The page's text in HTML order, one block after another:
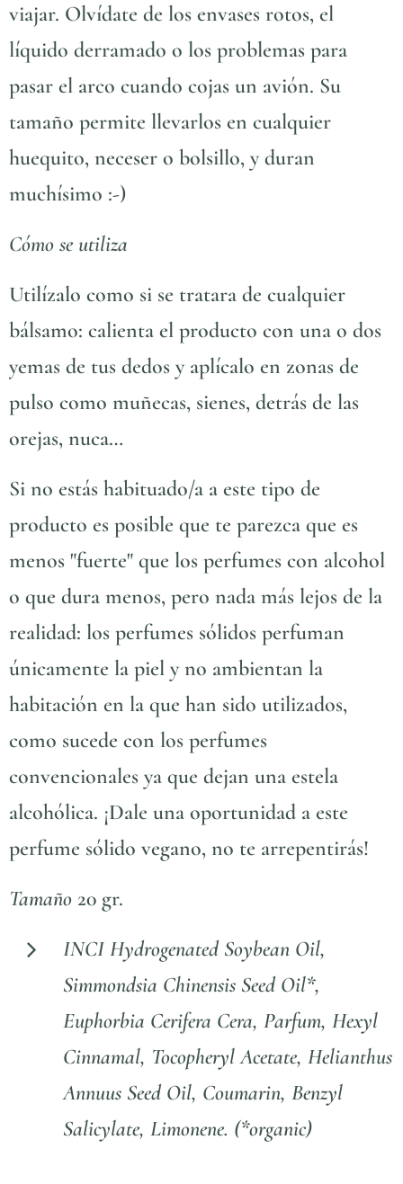
viajar. Olvídate de los envases rotos, el
líquido derramado o los problemas para
pasar el arco cuando cojas un avión. Su
tamaño permite llevarlos en cualquier
huequito, neceser o bolsillo, y duran
muchísimo :-)
Cómo se utiliza
Utilízalo como si se tratara de cualquier
bálsamo: calienta el producto con una o dos
yemas de tus dedos y aplícalo en zonas de
pulso como muñecas, sienes, detrás de las
orejas, nuca…
Si no estás habituado/a a este tipo de
producto es posible que te parezca que es
menos "fuerte" que los perfumes con alcohol
o que dura menos, pero nada más lejos de la
realidad: los perfumes sólidos perfuman
únicamente la piel y no ambientan la
habitación en la que han sido utilizados,
como sucede con los perfumes
convencionales ya que dejan una estela
alcohólica. ¡Dale una oportunidad a este
perfume sólido vegano, no te arrepentirás!
Tamaño 20 gr.
INCI Hydrogenated Soybean Oil,
Simmondsia Chinensis Seed Oil*,
Euphorbia Cerifera Cera, Parfum, Hexyl
Cinnamal, Tocopheryl Acetate, Helianthus
Annuus Seed Oil, Coumarin, Benzyl
Salicylate, Limonene. (*organic)